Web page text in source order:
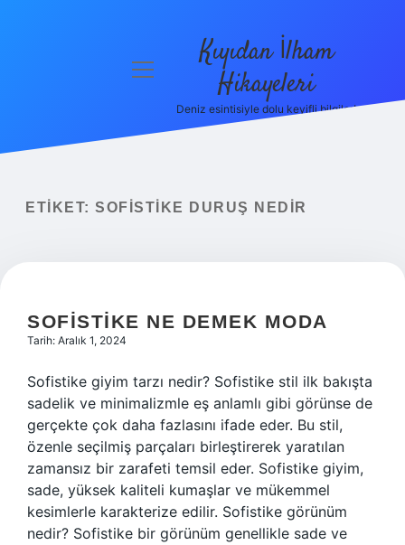
menüyü
Kıyıdan İlham
Hikayeleri
Deniz esintisiyle dolu keyifli bilgiler!
ETIKET: SOFISTIKE DURUŞ NEDIR
SOFISTIKE NE DEMEK MODA
Tarih: Aralık 1, 2024
Sofistike giyim tarzı nedir? Sofistike stil ilk bakışta
sadelik ve minimalizmle eş anlamlı gibi görünse de
gerçekte çok daha fazlasını ifade eder. Bu stil,
özenle seçilmiş parçaları birleştirerek yaratılan
zamansız bir zarafeti temsil eder. Sofistike giyim,
sade, yüksek kaliteli kumaşlar ve mükemmel
kesimlerle karakterize edilir. Sofistike görünüm
nedir? Sofistike bir görünüm genellikle sade ve